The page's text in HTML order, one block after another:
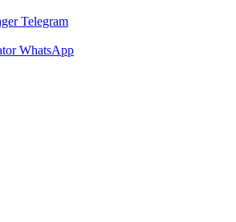
Telegram
WhatsApp